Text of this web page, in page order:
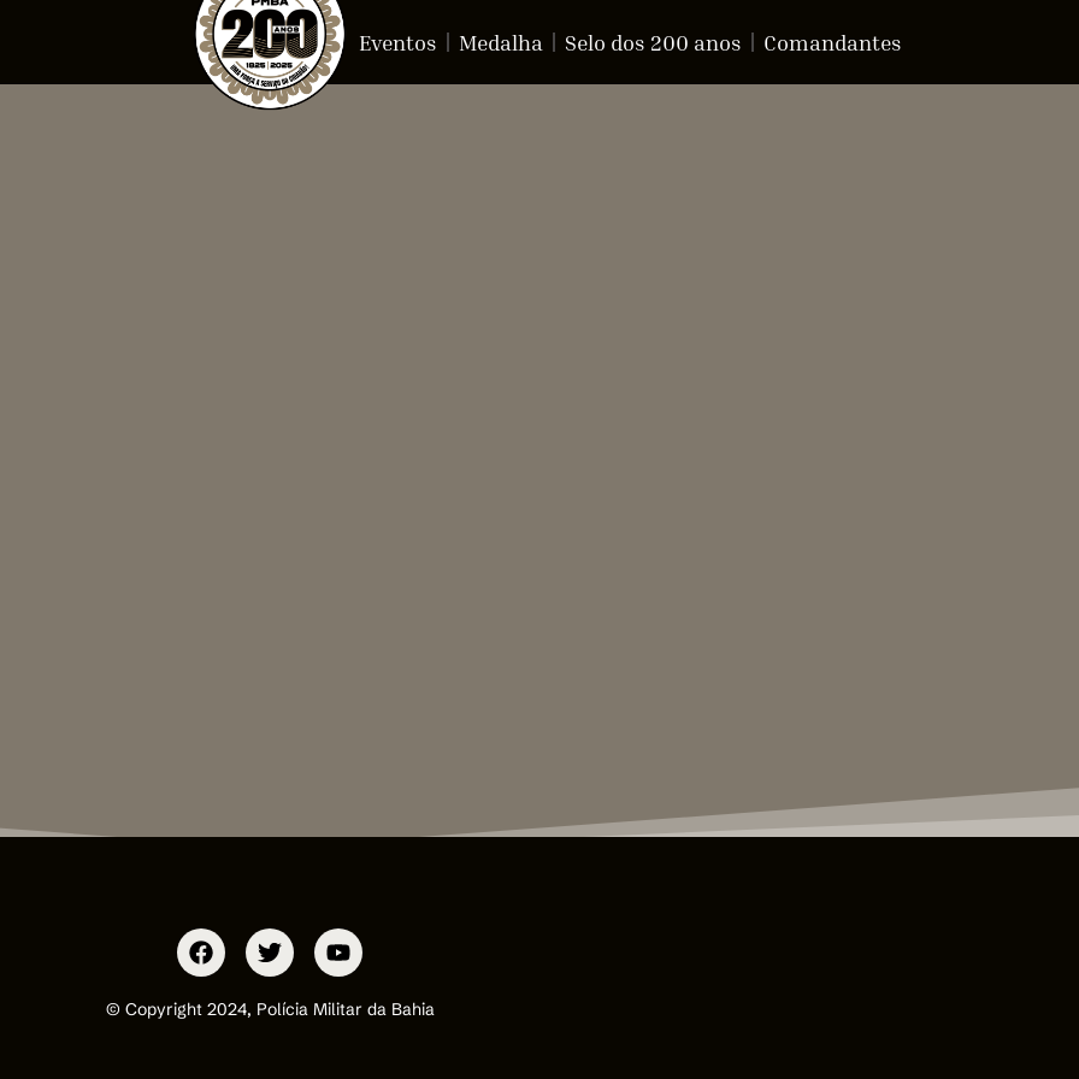
Eventos Medalha Selo dos 200 anos Comandantes
© Copyright 2024, Polícia Militar da Bahia